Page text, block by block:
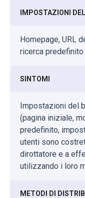
IMPOSTAZIONI
Homepage, URL
ricerca predefinito
SINTOMI
Impostazioni del
(pagina iniziale,
predefinito,
utenti sono
dirottatore e a
utilizzando i loro
METODI DI